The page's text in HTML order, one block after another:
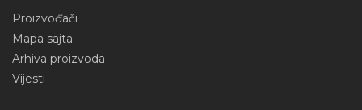
Proizvođači
Mapa sajta
Arhiva proizvoda
Vijesti